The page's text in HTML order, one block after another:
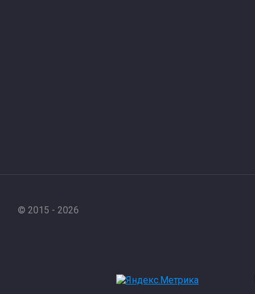
© 2015 - 2026